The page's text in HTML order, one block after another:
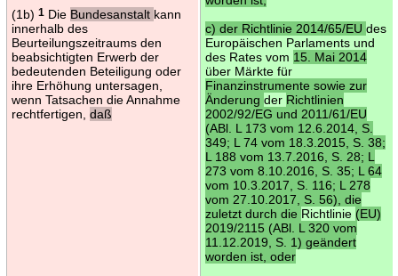
(1b) 1Die Bundesanstalt kann
innerhalb des
Beurteilungszeitraums den
beabsichtigten Erwerb der
bedeutenden Beteiligung oder
ihre Erhöhung untersagen,
wenn Tatsachen die Annahme
rechtfertigen, daß
c) der Richtlinie 2014/65/EU des
Europäischen Parlaments und
des Rates vom 15. Mai 2014
über Märkte für
Finanzinstrumente sowie zur
Änderung der Richtlinien
2002/92/EG und 2011/61/EU
(ABl. L 173 vom 12.6.2014, S.
349; L 74 vom 18.3.2015, S. 38;
L 188 vom 13.7.2016, S. 28; L
273 vom 8.10.2016, S. 35; L 64
vom 10.3.2017, S. 116; L 278
vom 27.10.2017, S. 56), die
zuletzt durch die Richtlinie (EU)
2019/2115 (ABl. L 320 vom
11.12.2019, S. 1) geändert
worden ist, oder